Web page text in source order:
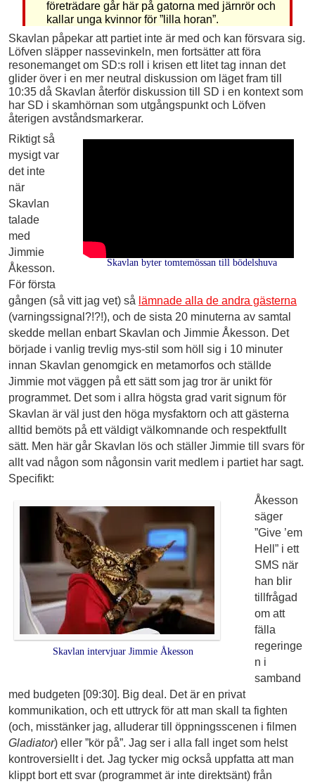
företrädare går här på gatorna med järnrör och
kallar unga kvinnor för ”lilla horan”.
Skavlan påpekar att partiet inte är med och kan försvara sig.
Löfven släpper nassevinkeln, men fortsätter att föra
resonemanget om SD:s roll i krisen ett litet tag innan det
glider över i en mer neutral diskussion om läget fram till
10:35 då Skavlan återför diskussion till SD i en kontext som
har SD i skamhörnan som utgångspunkt och Löfven
återigen avståndsmarkerar.
Skavlan byter tomtemössan till bödelshuva
Riktigt så
mysigt var
det inte
när
Skavlan
talade
med
Jimmie
Åkesson.
För första
gången (så vitt jag vet) så lämnade alla de andra gästerna
(varningssignal?!?!), och de sista 20 minuterna av samtal
skedde mellan enbart Skavlan och Jimmie Åkesson. Det
började i vanlig trevlig mys-stil som höll sig i 10 minuter
innan Skavlan genomgick en metamorfos och ställde
Jimmie mot väggen på ett sätt som jag tror är unikt för
programmet. Det som i allra högsta grad varit signum för
Skavlan är väl just den höga mysfaktorn och att gästerna
alltid bemöts på ett väldigt välkomnande och respektfullt
sätt. Men här går Skavlan lös och ställer Jimmie till svars för
allt vad någon som någonsin varit medlem i partiet har sagt.
Specifikt:
Skavlan intervjuar Jimmie Åkesson
Åkesson
säger
”Give ’em
Hell” i ett
SMS när
han blir
tillfrågad
om att
fälla
regeringe
n i
samband
med budgeten [09:30]. Big deal. Det är en privat
kommunikation, och ett uttryck för att man skall ta fighten
(och, misstänker jag, alluderar till öppningsscenen i filmen
Gladiator) eller ”kör på”. Jag ser i alla fall inget som helst
kontroversiellt i det. Jag tycker mig också uppfatta att man
klippt bort ett svar (programmet är inte direktsänt) från